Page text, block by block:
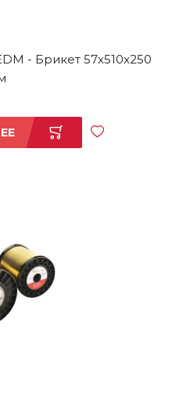
- Брикет 57x510x250